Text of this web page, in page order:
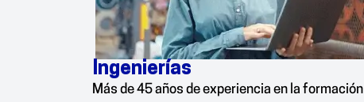
Ingenierías
Más de 45 años de experiencia en la formación